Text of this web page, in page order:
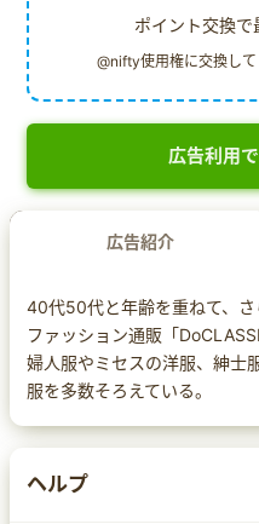
ポイント交換で
@nifty使用権に交換して
広告利用
広告紹介
40代50代と年齢を重ねて、
ファッション通販「
婦人服やミセスの洋服、紳士
服を多数そろえている。
ヘルプ